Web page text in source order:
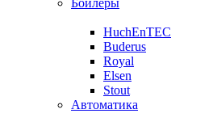
Бойлеры
HuchEnTEC
Buderus
Royal
Elsen
Stout
Автоматика